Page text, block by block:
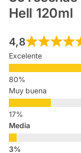
Hell 120ml
4,8
Excelente
Muy buena
Media